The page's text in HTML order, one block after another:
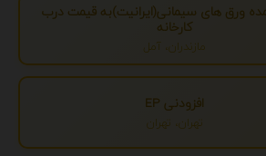
ورق های سیمانی(ایرانیت)به قیمت درب
کارخانه
مازندران، آمل
افزودنی EP
تهران، تهران